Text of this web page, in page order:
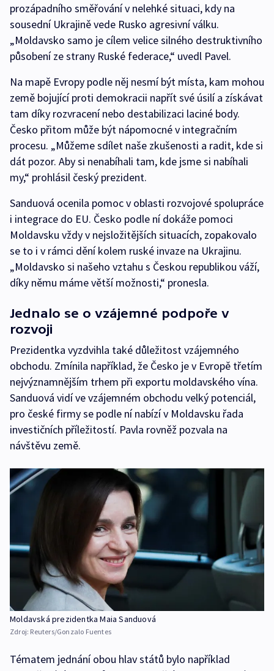
prozápadního směřování v nelehké situaci, kdy na
sousední Ukrajině vede Rusko agresivní válku.
„Moldavsko samo je cílem velice silného destruktivního
působení ze strany Ruské federace,“ uvedl Pavel.
Na mapě Evropy podle něj nesmí být místa, kam mohou
země bojující proti demokracii napřít své úsilí a získávat
tam díky rozvracení nebo destabilizaci laciné body.
Česko přitom může být nápomocné v integračním
procesu. „Můžeme sdílet naše zkušenosti a radit, kde si
dát pozor. Aby si nenabíhali tam, kde jsme si nabíhali
my,“ prohlásil český prezident.
Sanduová ocenila pomoc v oblasti rozvojové spolupráce
i integrace do EU. Česko podle ní dokáže pomoci
Moldavsku vždy v nejsložitějších situacích, zopakovalo
se to i v rámci dění kolem ruské invaze na Ukrajinu.
„Moldavsko si našeho vztahu s Českou republikou váží,
díky němu máme větší možnosti,“ pronesla.
Jednalo se o vzájemné podpoře v
rozvoji
Prezidentka vyzdvihla také důležitost vzájemného
obchodu. Zmínila například, že Česko je v Evropě třetím
nejvýznamnějším trhem při exportu moldavského vína.
Sanduová vidí ve vzájemném obchodu velký potenciál,
pro české firmy se podle ní nabízí v Moldavsku řada
investičních příležitostí. Pavla rovněž pozvala na
návštěvu země.
Moldavská prezidentka Maia Sanduová
Zdroj: Reuters/Gonzalo Fuentes
Tématem jednání obou hlav států bylo například